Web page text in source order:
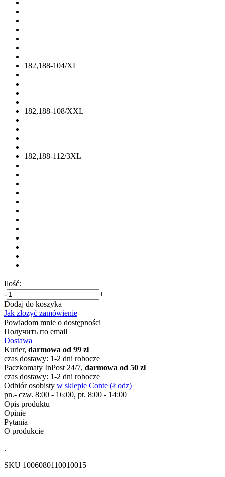
182,188-104/XL
182,188-108/XXL
182,188-112/3XL
Ilość:
-
+
Dodaj do koszyka
Jak złożyć zamówienie
Powiadom mnie o dostępności
Получить по email
Dostawa
Kurier, darmowa od 99 zł
czas dostawy: 1-2 dni robocze
Paczkomaty InPost 24/7, darmowa od 50 zł
czas dostawy: 1-2 dni robocze
Odbiór osobisty w sklepie Conte (Łodz)
pn.- czw. 8:00 - 16:00, pt. 8:00 - 14:00
Opis produktu
Opinie
Pytania
O produkcie
.
SKU 1006080110010015